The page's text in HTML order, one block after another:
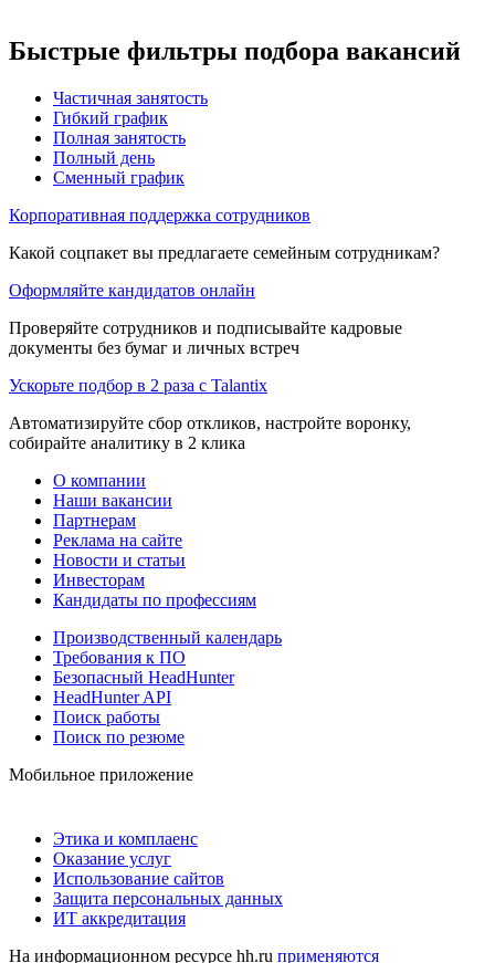
Быстрые фильтры подбора вакансий
Частичная занятость
Гибкий график
Полная занятость
Полный день
Сменный график
Корпоративная поддержка сотрудников
Какой соцпакет вы предлагаете семейным сотрудникам?
Оформляйте кандидатов онлайн
Проверяйте сотрудников и подписывайте кадровые
документы без бумаг и личных встреч
Ускорьте подбор в 2 раза с Talantix
Автоматизируйте сбор откликов, настройте воронку,
собирайте аналитику в 2 клика
О компании
Наши вакансии
Партнерам
Реклама на сайте
Новости и статьи
Инвесторам
Кандидаты по профессиям
Производственный календарь
Требования к ПО
Безопасный HeadHunter
HeadHunter API
Поиск работы
Поиск по резюме
Мобильное приложение
Этика и комплаенс
Оказание услуг
Использование сайтов
Защита персональных данных
ИТ аккредитация
На информационном ресурсе hh.ru применяются